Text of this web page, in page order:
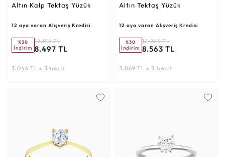
Altın Kalp Tektaş Yüzük
12 aya varan Alışveriş Kredisi
%30
İndirim
12.158 TL
8.497 TL
3.046 TL x 3 taksit
Altın Tektaş Yüzük
12 aya varan Alışveriş Kredisi
%30
İndirim
12.223 TL
8.563 TL
3.069 TL x 3 taksit